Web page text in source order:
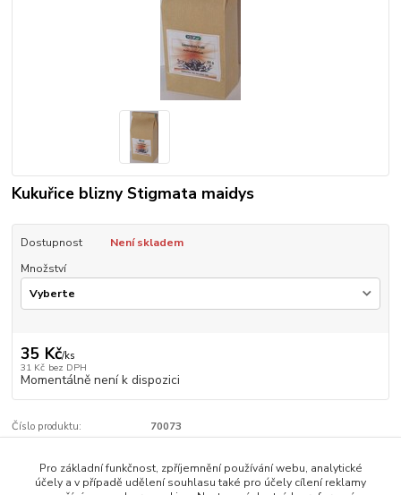
Kukuřice blizny Stigmata maidys
Dostupnost
Není skladem
Množství
35 Kč/ks
31 Kč bez DPH
Momentálně není k dispozici
Číslo produktu: 70073
Zboží zařazeno v kategoriích
Zavřít
Pro základní funkčnost, zpříjemnění používání webu, analytické
účely a v případě udělení souhlasu také pro účely cílení reklamy